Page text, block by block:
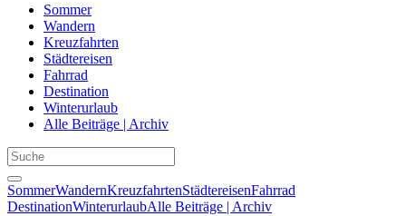
Sommer
Wandern
Kreuzfahrten
Städtereisen
Fahrrad
Destination
Winterurlaub
Alle Beiträge | Archiv
SommerWandernKreuzfahrtenStädtereisenFahrrad
DestinationWinterurlaubAlle Beiträge | Archiv